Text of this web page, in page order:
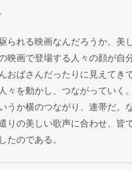
られる映画なんだろうか。美
映画で登場する人々の顔が自
おばさんだったりに見えてき
々を動かし、つながっていく
うか横のつながり、連帯だ。
りの美しい歌声に合わせ、皆
たのである。